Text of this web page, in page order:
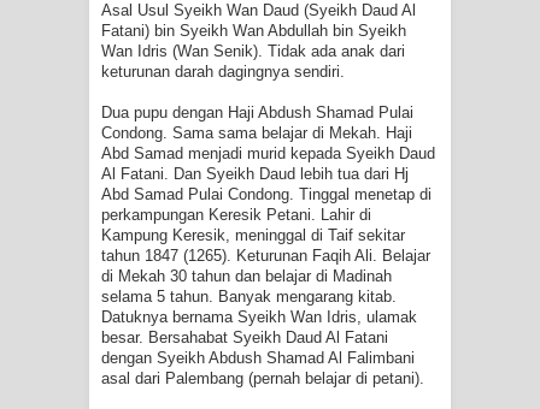
SIRHINDI)
Wusul kepada Allah
Hati dan dua sayap
MUKASYAFAH MENURUT AHL AL-
SUNNAH WAL JAMA'AH: BUKAN
SEKADAR MELIHAT, TETAPI
MENGENAL DIRI
SYARAHAN TINGKAT TINGGI
Asal Usul Syeikh Wan Daud (Syeikh Daud Al
Fatani) bin Syeikh Wan Abdullah bin Syeikh
Wan Idris (Wan Senik). Tidak ada anak dari
keturunan darah dagingnya sendiri.
Dua pupu dengan Haji Abdush Shamad Pulai
Condong. Sama sama belajar di Mekah. Haji
Abd Samad menjadi murid kepada Syeikh Daud
Al Fatani. Dan Syeikh Daud lebih tua dari Hj
Abd Samad Pulai Condong. Tinggal menetap di
perkampungan Keresik Petani. Lahir di
Kampung Keresik, meninggal di Taif sekitar
tahun 1847 (1265). Keturunan Faqih Ali. Belajar
di Mekah 30 tahun dan belajar di Madinah
selama 5 tahun. Banyak mengarang kitab.
Datuknya bernama Syeikh Wan Idris, ulamak
besar. Bersahabat Syeikh Daud Al Fatani
dengan Syeikh Abdush Shamad Al Falimbani
asal dari Palembang (pernah belajar di petani).